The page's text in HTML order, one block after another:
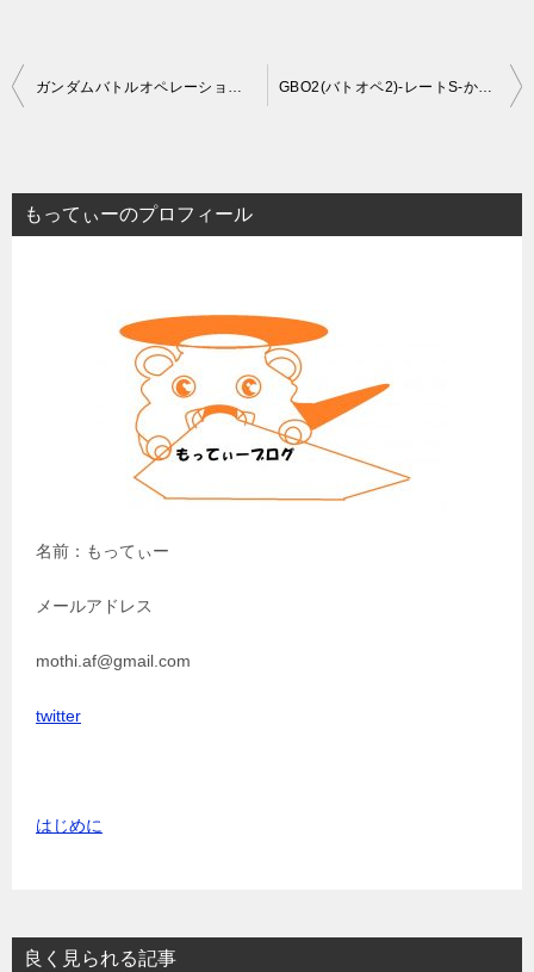
投
ビ
ゲ
ガンダムバトルオペレーション2-steam「PC版」のプレイ感想 GBO2(バトオペ2)-レートS-からSフラットになるためにやったこと
もってぃーのプロフィール
名前：もってぃー
メールアドレス
mothi.af@gmail.com
twitter
はじめに
良く見られる記事